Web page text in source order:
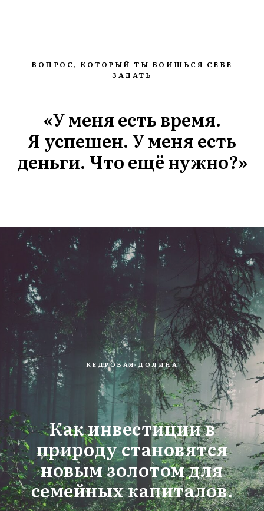
ВОПРОС, КОТОРЫЙ ТЫ БОИШЬСЯ СЕБЕ
ЗАДАТЬ
«У меня есть время.
Я успешен. У меня есть
деньги. Что ещё нужно?»
КЕДРОВАЯ ДОЛИНА
Как инвестиции в
природу становятся
новым золотом для
семейных капиталов.